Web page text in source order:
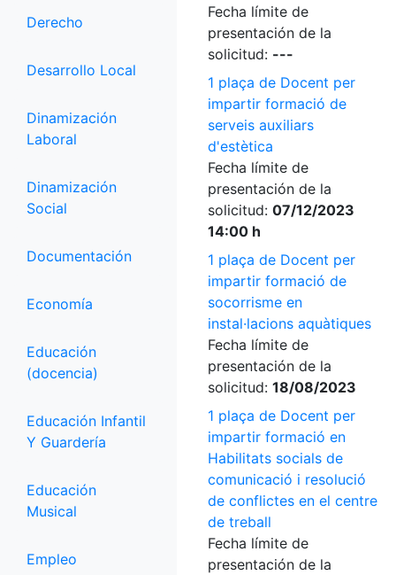
Derecho
Desarrollo Local
Dinamización
Laboral
Dinamización
Social
Documentación
Economía
Educación
(docencia)
Educación Infantil
Y Guardería
Educación
Musical
Empleo
Fecha límite de
presentación de la
solicitud: ---
1 plaça de Docent per
impartir formació de
serveis auxiliars
d'estètica
Fecha límite de
presentación de la
solicitud: 07/12/2023
14:00 h
1 plaça de Docent per
impartir formació de
socorrisme en
instal·lacions aquàtiques
Fecha límite de
presentación de la
solicitud: 18/08/2023
1 plaça de Docent per
impartir formació en
Habilitats socials de
comunicació i resolució
de conflictes en el centre
de treball
Fecha límite de
presentación de la